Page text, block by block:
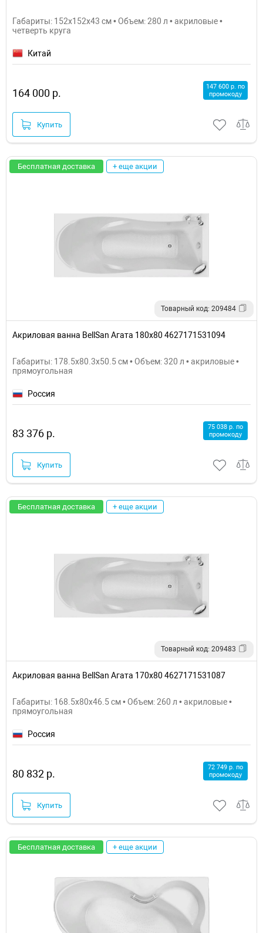
Габариты: 152x152x43 см • Объем: 280 л • акриловые •
четверть круга
Китай
164 000 р.
147 600 р. по
промокоду
Купить
Бесплатная доставка + еще акции
Товарный код: 209484
Акриловая ванна BellSan Агата 180x80 4627171531094
Габариты: 178.5x80.3x50.5 см • Объем: 320 л • акриловые •
прямоугольная
Россия
83 376 р.
75 038 р. по
промокоду
Купить
Бесплатная доставка + еще акции
Товарный код: 209483
Акриловая ванна BellSan Агата 170x80 4627171531087
Габариты: 168.5x80x46.5 см • Объем: 260 л • акриловые •
прямоугольная
Россия
80 832 р.
72 749 р. по
промокоду
Купить
Бесплатная доставка + еще акции